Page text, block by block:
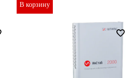
В корзину